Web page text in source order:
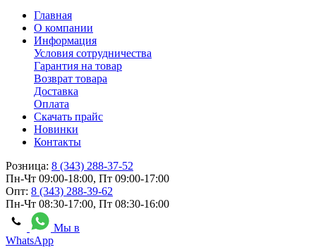
Главная
О компании
Информация
Условия сотрудничества
Гарантия на товар
Возврат товара
Доставка
Оплата
Скачать прайс
Новинки
Контакты
Розница: 8 (343) 288-37-52
Пн-Чт 09:00-18:00, Пт 09:00-17:00
Опт: 8 (343) 288-39-62
Пн-Чт 08:30-17:00, Пт 08:30-16:00
Мы в
WhatsApp